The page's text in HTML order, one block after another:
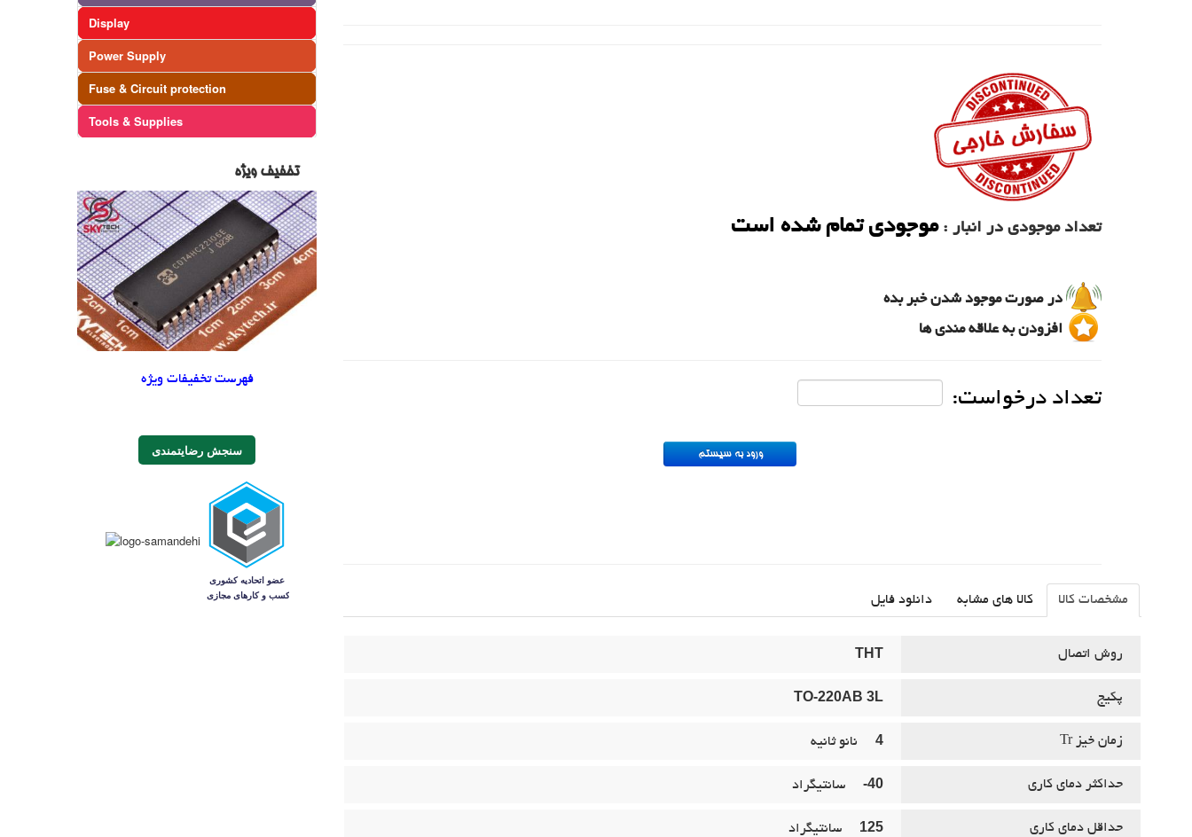
Display
Power Supply
Fuse & Circuit protection
Tools & Supplies
تخفیف ویژه
فهرست تخفیفات ویژه
سنجش رضایتمندی
تعداد موجودی در انبار :موجودی تمام شده است
در صورت موجود شدن خبر بده
افزودن به علاقه مندی ها
تعداد درخواست:
مشخصات کالا کالا های مشابه دانلود فایل
روش اتصال THT
پکيج TO-220AB 3L
زمان خيز Tr 4 نانو ثانيه
حداکثر دماي کاري 40- سانتيگراد
حداقل دماي کاري 125 سانتيگراد